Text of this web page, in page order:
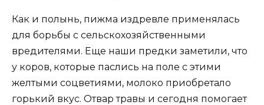
Как и полынь, пижма издревле применялась
для борьбы с сельскохозяйственными
вредителями. Еще наши предки заметили, что
у коров, которые паслись на поле с этими
желтыми соцветиями, молоко приобретало
горький вкус. Отвар травы и сегодня помогает